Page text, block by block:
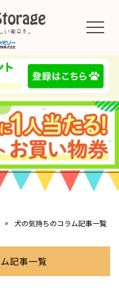
犬の気持ちのコラム記事一覧
記事一覧